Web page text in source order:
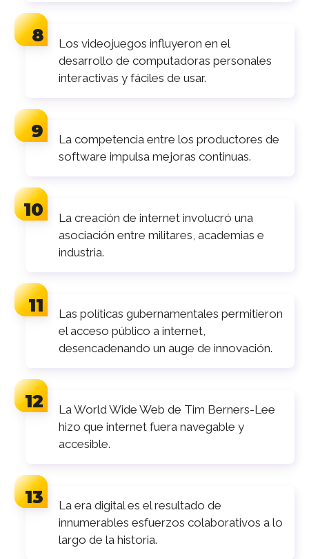
Los videojuegos influyeron en el
desarrollo de computadoras personales
interactivas y fáciles de usar.
La competencia entre los productores de
software impulsa mejoras continuas.
La creación de internet involucró una
asociación entre militares, academias e
industria.
Las políticas gubernamentales permitieron
el acceso público a internet,
desencadenando un auge de innovación.
La World Wide Web de Tim Berners-Lee
hizo que internet fuera navegable y
accesible.
La era digital es el resultado de
innumerables esfuerzos colaborativos a lo
largo de la historia.